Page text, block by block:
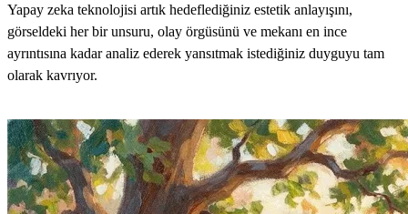
Yapay zeka teknolojisi artık hedeflediğiniz estetik anlayışını,
görseldeki her bir unsuru, olay örgüsünü ve mekanı en ince
ayrıntısına kadar analiz ederek yansıtmak istediğiniz duyguyu tam
olarak kavrıyor.